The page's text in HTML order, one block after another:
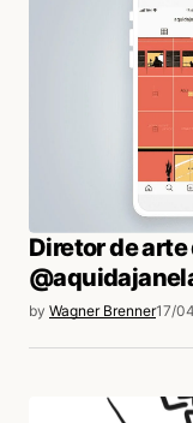
Diretor de
by Wagner Brenner17/